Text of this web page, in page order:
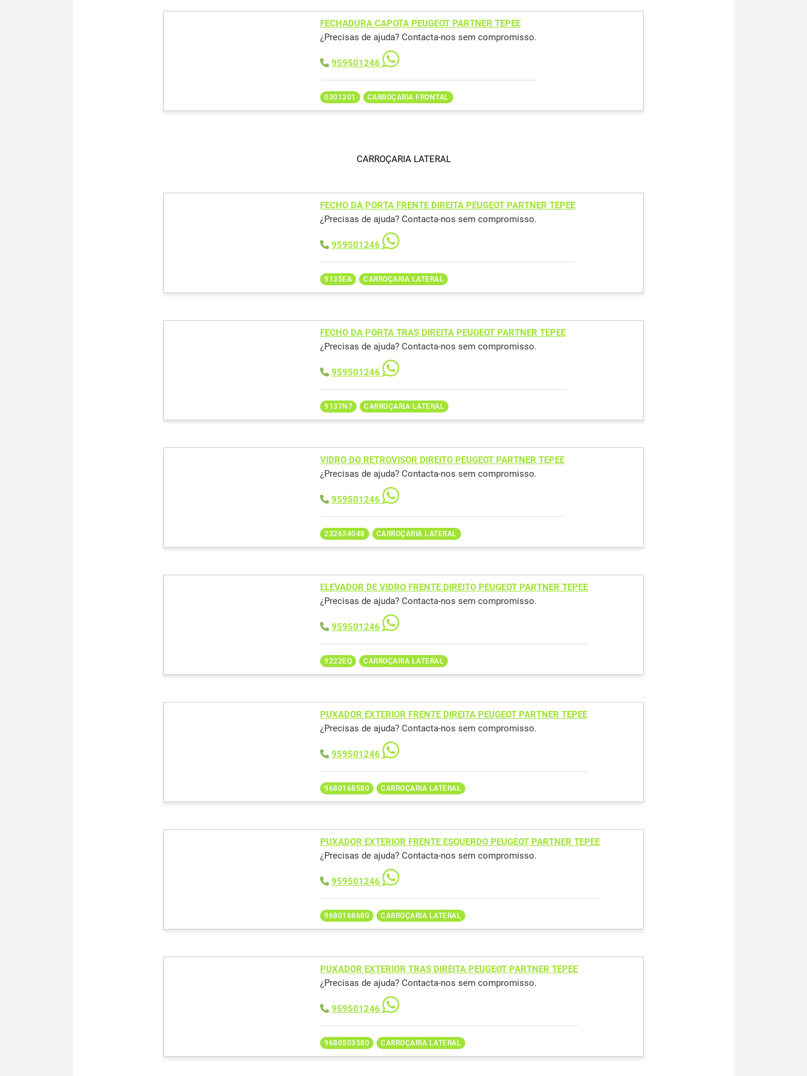
FECHADURA CAPOTA PEUGEOT PARTNER TEPEE
¿Precisas de ajuda? Contacta-nos sem compromisso.
959501246
0301201 CARROÇARIA FRONTAL
CARROÇARIA LATERAL
FECHO DA PORTA FRENTE DIREITA PEUGEOT PARTNER TEPEE
¿Precisas de ajuda? Contacta-nos sem compromisso.
959501246
9135EA CARROÇARIA LATERAL
FECHO DA PORTA TRAS DIREITA PEUGEOT PARTNER TEPEE
¿Precisas de ajuda? Contacta-nos sem compromisso.
959501246
9137N7 CARROÇARIA LATERAL
VIDRO DO RETROVISOR DIREITO PEUGEOT PARTNER TEPEE
¿Precisas de ajuda? Contacta-nos sem compromisso.
959501246
232634048 CARROÇARIA LATERAL
ELEVADOR DE VIDRO FRENTE DIREITO PEUGEOT PARTNER TEPEE
¿Precisas de ajuda? Contacta-nos sem compromisso.
959501246
9222EQ CARROÇARIA LATERAL
PUXADOR EXTERIOR FRENTE DIREITA PEUGEOT PARTNER TEPEE
¿Precisas de ajuda? Contacta-nos sem compromisso.
959501246
9680168580 CARROÇARIA LATERAL
PUXADOR EXTERIOR FRENTE ESQUERDO PEUGEOT PARTNER TEPEE
¿Precisas de ajuda? Contacta-nos sem compromisso.
959501246
9680168680 CARROÇARIA LATERAL
PUXADOR EXTERIOR TRAS DIREITA PEUGEOT PARTNER TEPEE
¿Precisas de ajuda? Contacta-nos sem compromisso.
959501246
9680503580 CARROÇARIA LATERAL